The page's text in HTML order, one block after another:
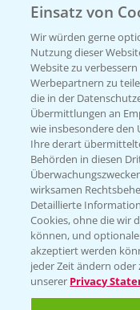
Beratung
T.+49
KONTAKT
Hilfe in
T.+49
Einsatz von
Wir würden gerne
Nutzung dieser
Website zu
Werbepartnern zu
die in der
Übermittlungen an
wie insbesondere den
Ihre derart
Behörden in diesen
wirksamen
Detaillierte
Cookies, ohne die wir
können, und
akzeptiert werden
jeder Zeit ändern
unserer Privacy